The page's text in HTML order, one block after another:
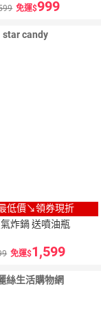
免運 999
star candy
低價↘領券現折
炸鍋 送噴油瓶
免運 1,599
絲生活購物網